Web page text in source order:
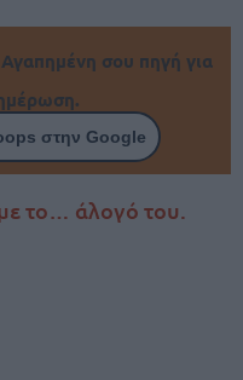
σου πηγή για
στην Google
το… άλογό του.